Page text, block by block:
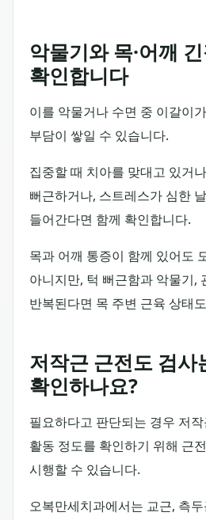
악물기와 목·어깨
확인합니다
이를 악물거나 수면 중 이갈이
부담이 쌓일 수 있습니다.
집중할 때 치아를 맞대고 있거
뻐근하거나, 스트레스가 심한
들어간다면 함께 확인합니다.
목과 어깨 통증이 함께 있어도
아니지만, 턱 뻐근함과 악물기,
반복된다면 목 주변 근육 상태
저작근 근전도 검사
확인하나요?
필요하다고 판단되는 경우 저
활동 정도를 확인하기 위해 근
시행할 수 있습니다.
오복만세치과에서는 교근, 측